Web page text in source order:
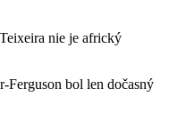
nie je africký
Ferguson bol len dočasný